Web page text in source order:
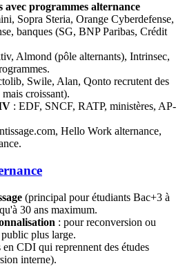
avec programmes alternance
Sopra Steria, Orange Cyberdefense,
banques (SG, BNP Paribas, Crédit
Almond (pôle alternants), Intrinsec,
Swile, Alan, Qonto recrutent des
croissant).
: EDF, SNCF, RATP, ministères, AP-
Hello Work alternance,
(principal pour étudiants Bac+3 à
30 ans maximum.
: pour reconversion ou
plus large.
en CDI qui reprennent des études
interne).